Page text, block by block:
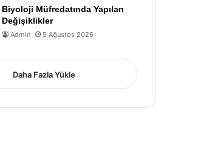
Biyoloji Müfredatında Yapılan
Değişiklikler
Admin 5 Ağustos 2026
Daha Fazla Yükle